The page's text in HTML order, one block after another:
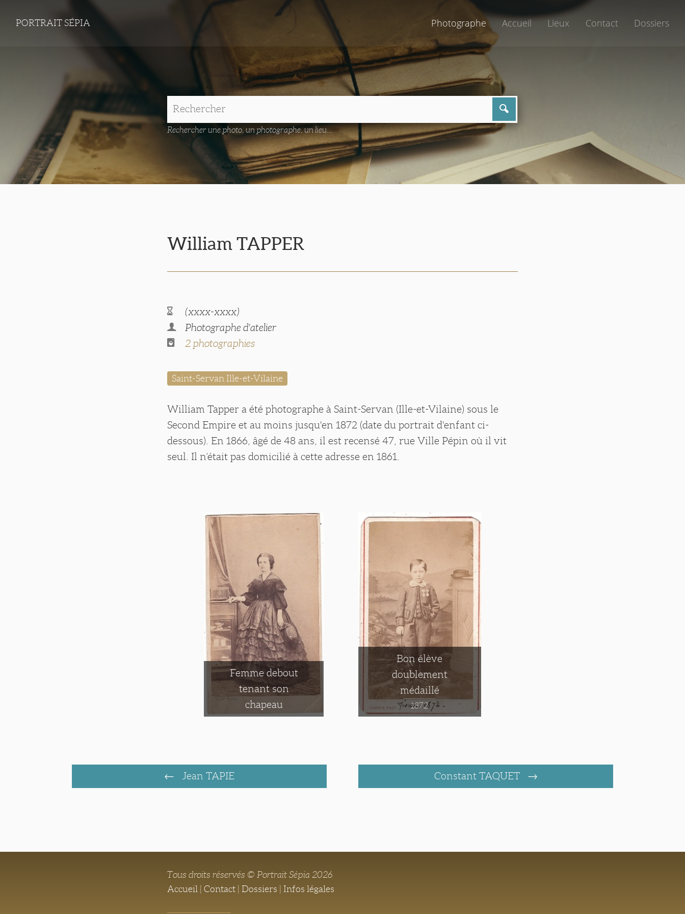
PORTRAIT SÉPIA Photographe Accueil Lieux Contact Dossiers
Rechercher une photo, un photographe, un lieu...
William TAPPER
(xxxx-xxxx)
Photographe d'atelier
2 photographies
Saint-Servan Ille-et-Vilaine
William Tapper a été photographe à Saint-Servan (Ille-et-Vilaine) sous le
Second Empire et au moins jusqu'en 1872 (date du portrait d'enfant ci-
dessous). En 1866, âgé de 48 ans, il est recensé 47, rue Ville Pépin où il vit
seul. Il n’était pas domicilié à cette adresse en 1861.
Femme debout
tenant son
chapeau
Bon élève
doublement
médaillé
1872
Jean TAPIE Constant TAQUET
Tous droits réservés © Portrait Sépia 2026
Accueil |Contact Dossiers Infos légales